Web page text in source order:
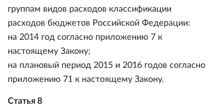
группам видов расходов классификации
расходов бюджетов Российской Федерации:
на 2014 год согласно приложению 7 к
настоящему Закону;
на плановый период 2015 и 2016 годов согласно
приложению 71 к настоящему Закону.
Статья 8